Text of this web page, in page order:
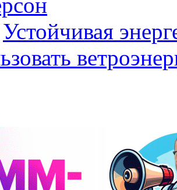
Устойчивая